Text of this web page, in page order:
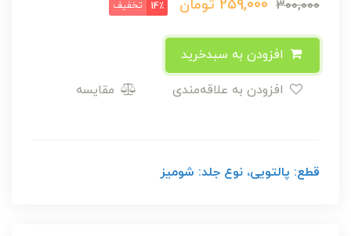
300,000
259,000 تومان 14٪ تخفیف
مقایسه
قطع: پالتویی، نوع جلد: شومیز